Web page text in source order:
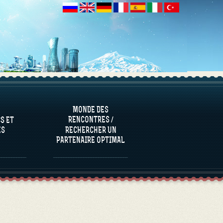
ET
MONDE DES
RENCONTRES /
RECHERCHER UN
PARTENAIRE OPTIMAL